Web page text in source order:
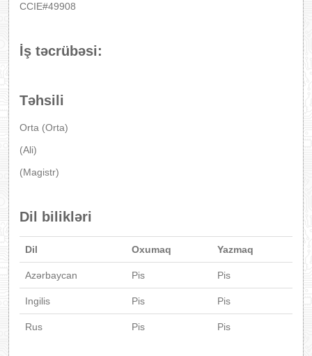
CCIE#49908
İş təcrübəsi:
Təhsili
Orta (Orta)
(Ali)
(Magistr)
Dil bilikləri
Dil Oxumaq Yazmaq
Azərbaycan Pis Pis
Ingilis Pis Pis
Rus Pis Pis